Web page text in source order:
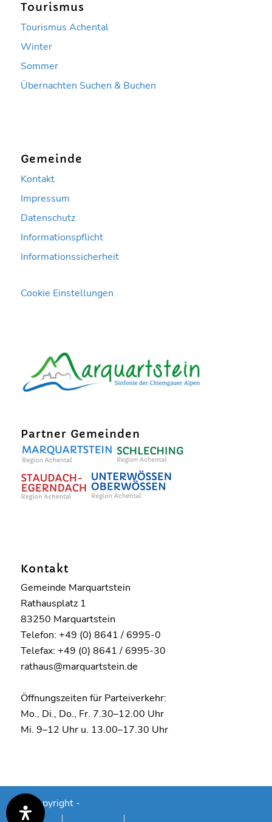
Tourismus
Tourismus Achental
Winter
Sommer
Übernachten Suchen & Buchen
Gemeinde
Kontakt
Impressum
Datenschutz
Informationspflicht
Informationssicherheit
Cookie Einstellungen
Partner Gemeinden
Kontakt
Gemeinde Marquartstein
Rathausplatz 1
83250 Marquartstein
Telefon: +49 (0) 8641 / 6995-0
Telefax: +49 (0) 8641 / 6995-30
rathaus@marquartstein.de
Öffnungszeiten für Parteiverkehr:
Mo., Di., Do., Fr. 7.30–12.00 Uhr
Mi. 9–12 Uhr u. 13.00–17.30 Uhr
© Copyright -
Kontakt